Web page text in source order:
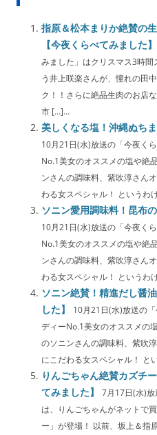
指原＆松本まりか絶賛の
【今夜くらべてみました】
みました」はクリスマス3時
う井上咲楽さんが、憧れの田
ク！！さらに絶品生肉のお店
市 […]...
美しくなる塩！沖縄ぬち
10月21日(水)放送の「今夜く
No.1美女のオススメの塩や絶
ンさんの調味料、紫吹淳さん
わる女スペシャル！ というわ
ソニン愛用調味料！昆布
10月21日(水)放送の「今夜く
No.1美女のオススメの塩や絶
ンさんの調味料、紫吹淳さん
わる女スペシャル！ というわ
ソニン絶賛！精進だし醤
した】
10月21日(水)放送の
ディーNo.1美女のオススメの
のソニンさんの調味料、紫吹
にこだわる女スペシャル！ と
りんごちゃん絶賛カズチ
てみました】
7月17日(水)
は、りんごちゃんがネットで
ー」が登場！ 以前、坂上＆指